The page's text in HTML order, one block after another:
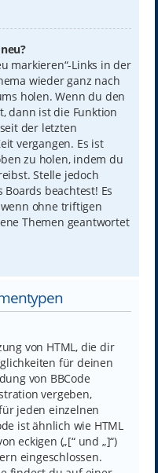
markieren“-Links in der
wieder ganz nach
holen. Wenn du den
dann ist die Funktion
der letzten
vergangen. Es ist
zu holen, indem du
Stelle jedoch
beachtest! Es
ohne triftigen
Themen geantwortet
von HTML, die dir
für deinen
von BBCode
vergeben,
jeden einzelnen
ist ähnlich wie HTML
eckigen („[“ und „]“)
eingeschlossen.